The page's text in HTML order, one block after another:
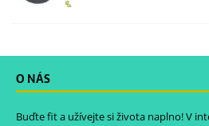
O NÁS
Buďte fit a užívejte si života naplno! V